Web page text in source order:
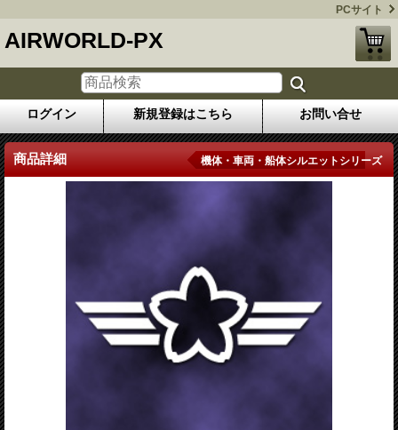
PCサイト
AIRWORLD-PX
ログイン 新規登録はこちら お問い合せ
商品詳細 機体・車両・船体シルエットシリーズ